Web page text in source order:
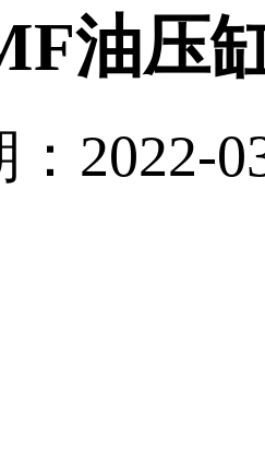
油压
2022-